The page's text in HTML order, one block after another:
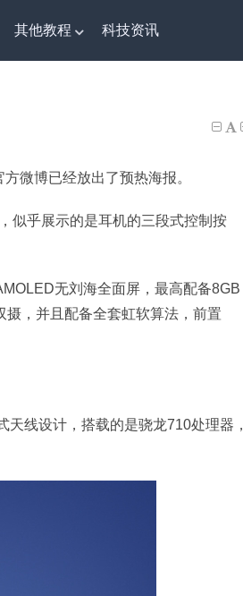
其他教程 科技资讯
微博已经放出了预热海报。
似乎展示的是耳机的三段式控制按
无刘海全面屏，最高配备8GB
，并且配备全套虹软算法，前置
线设计，搭载的是骁龙710处理器，